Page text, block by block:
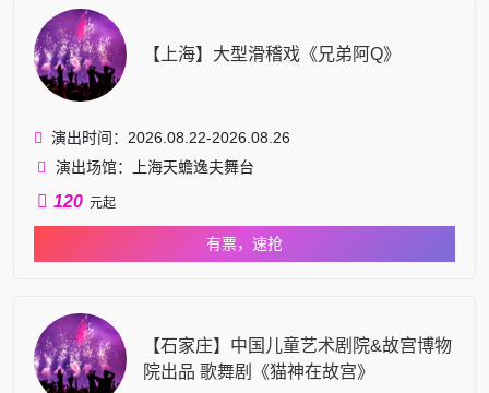
【上海】大型滑稽戏《兄弟阿Q》
演出时间：2026.08.22-2026.08.26
演出场馆：上海天蟾逸夫舞台
120 元起
有票，速抢
【石家庄】中国儿童艺术剧院&故宫博物
院出品 歌舞剧《猫神在故宫》